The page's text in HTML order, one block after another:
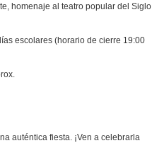
homenaje al teatro popular del Siglo
escolares (horario de cierre 19:00
auténtica fiesta. ¡Ven a celebrarla